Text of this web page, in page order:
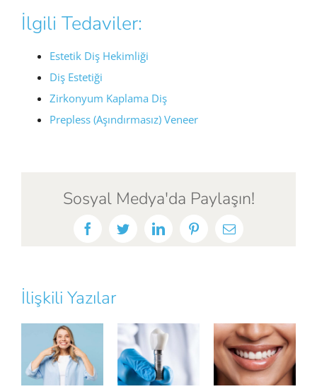
İlgili Tedaviler:
Estetik Diş Hekimliği
Diş Estetiği
Zirkonyum Kaplama Diş
Prepless (Aşındırmasız) Veneer
Sosyal Medya'da Paylaşın!
FacebookTwitterLinkedInPinterestE-
İlişkili Yazılar